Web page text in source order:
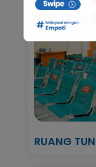
RUANG